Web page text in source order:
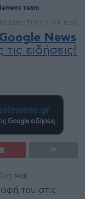
team
Reading Time: 1 min read
News
ειδήσεις!
και
του στις